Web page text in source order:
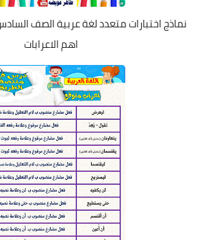
نماذج اختبارات متعدد لغة عربية الصف
اهم الاعرابات